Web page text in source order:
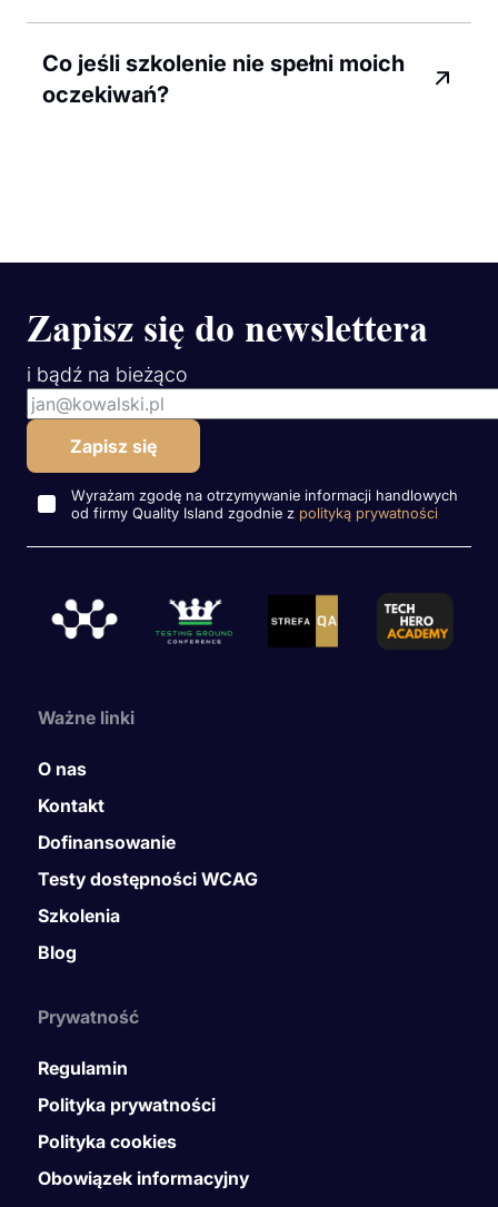
Co jeśli szkolenie nie spełni moich
oczekiwań?
Zapisz się do newslettera
i bądź na bieżąco
Wyrażam zgodę na otrzymywanie informacji handlowych
od firmy Quality Island zgodnie z polityką prywatności
Ważne linki
O nas
Kontakt
Dofinansowanie
Testy dostępności WCAG
Szkolenia
Blog
Prywatność
Regulamin
Polityka prywatności
Polityka cookies
Obowiązek informacyjny